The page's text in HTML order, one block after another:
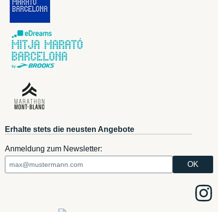
Erhalte stets die neusten Angebote
Anmeldung zum Newsletter: